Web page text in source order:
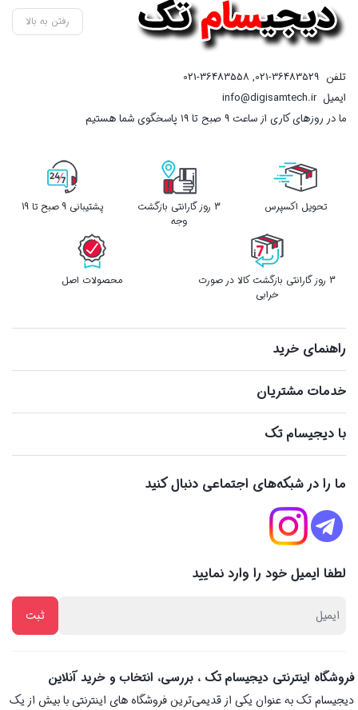
رفتن به بالا
تلفن 021-36483529
,
021-36483558
ایمیلinfo@digisamtech.ir
ما در روزهای کاری از ساعت ۹ صبح تا ۱۹ پاسخگوی شما هستیم
تحویل اکسپرس
3 روز گارانتی بازگشت
وجه
پشتیبانی 9 صبح تا 19
3 روز گارانتی بازگشت کالا در صورت
خرابی
محصولات اصل
راهنمای خرید
خدمات مشتریان
با دیجیسام تک
ما را در شبکه‌های اجتماعی دنبال کنید
لطفا ایمیل خود را وارد نمایید
فروشگاه اینترنتی دیجیسام تک ، بررسی، انتخاب و خرید آنلاین
دیجیسام تک به عنوان یکی از قدیمی‌ترین فروشگاه های اینترنتی با بیش از یک